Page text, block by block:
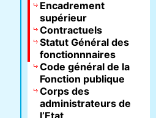
Encadrement
supérieur
Contractuels
Statut Général des
fonctionnnaires
Code général de la
Fonction publique
Corps des
administrateurs de
l’Etat